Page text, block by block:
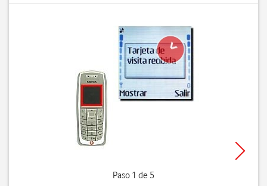
Paso 1 de 5